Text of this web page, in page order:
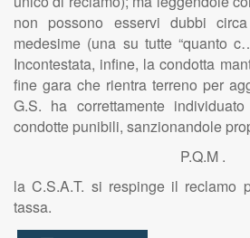
non possono esservi dubbi
medesime (una su tutte “quanto
Incontestata, infine, la condotta
fine gara che rientra terreno per
G.S. ha correttamente
condotte punibili, sanzionandole
P.Q.M .
la C.S.A.T. si respinge il reclamo
tassa.